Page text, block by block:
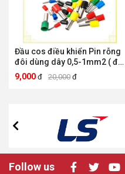
Đầu cos điều khiển Pin rỗng
đôi dùng dây 0,5-1mm2 ( đỏ
vàng, xanh) TE 7508 CHINA
TE 7508
9,000 đ 20,000 đ
Follow us